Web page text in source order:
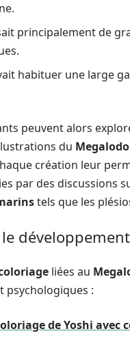
principalement de
habituer une large
peuvent alors
du
création leur
par des discussions
tels que les
liées au
psychologiques :
de Yoshi avec